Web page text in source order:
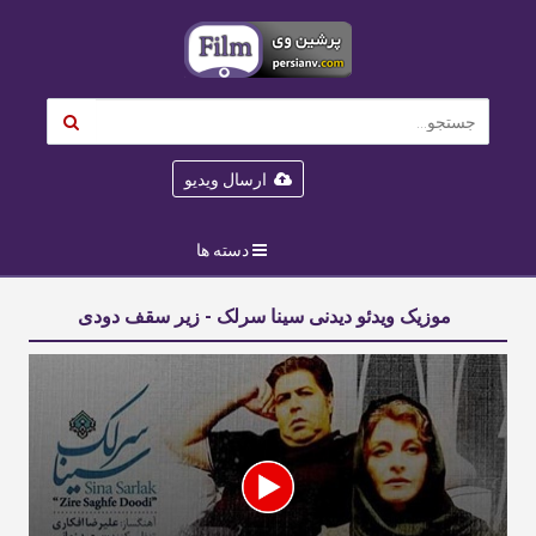
ارسال ویدیو
دسته ها
موزیک ویدئو دیدنی سینا سرلک - زیر سقف دودی